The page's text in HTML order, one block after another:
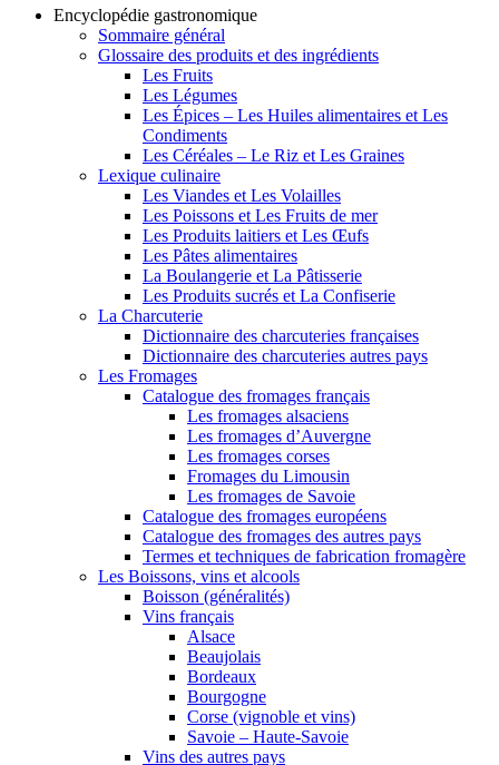
Encyclopédie gastronomique
Sommaire général
Glossaire des produits et des ingrédients
Les Fruits
Les Légumes
Les Épices – Les Huiles alimentaires et Les
Condiments
Les Céréales – Le Riz et Les Graines
Lexique culinaire
Les Viandes et Les Volailles
Les Poissons et Les Fruits de mer
Les Produits laitiers et Les Œufs
Les Pâtes alimentaires
La Boulangerie et La Pâtisserie
Les Produits sucrés et La Confiserie
La Charcuterie
Dictionnaire des charcuteries françaises
Dictionnaire des charcuteries autres pays
Les Fromages
Catalogue des fromages français
Les fromages alsaciens
Les fromages d’Auvergne
Les fromages corses
Fromages du Limousin
Les fromages de Savoie
Catalogue des fromages européens
Catalogue des fromages des autres pays
Termes et techniques de fabrication fromagère
Les Boissons, vins et alcools
Boisson (généralités)
Vins français
Alsace
Beaujolais
Bordeaux
Bourgogne
Corse (vignoble et vins)
Savoie – Haute-Savoie
Vins des autres pays